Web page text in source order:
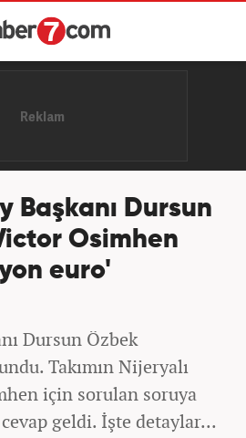
Başkanı Dursun
Osimhen
euro'
Dursun Özbek
Takımın Nijeryalı
için sorulan soruya
geldi. İşte detaylar...